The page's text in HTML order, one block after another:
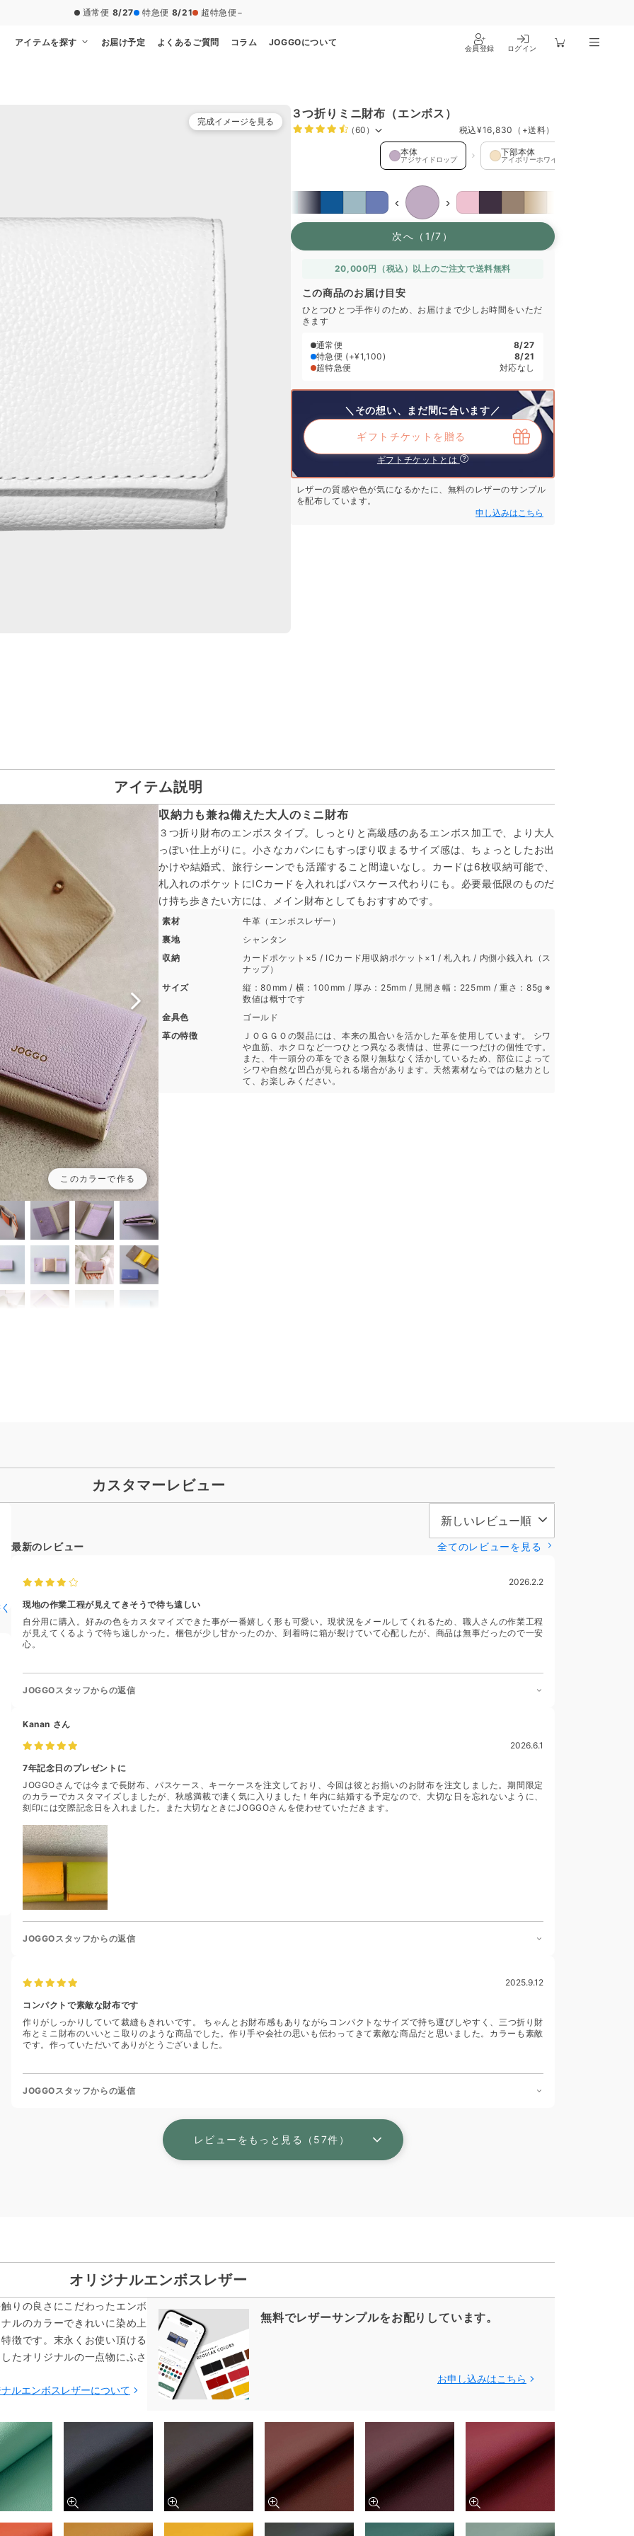
通常便 8/27 特急便 8/21 超特急便 −
アイテムを探す お届け予定 よくあるご質問 コラム JOGGOについて
会員登録 ログイン
完成イメージを見る
本体
アジサイドロップ
下部本体
アイボリーホワイト
‹ ›
３つ折りミニ財布（エンボス）
（60） 税込¥16,830 （+送料）
次へ（1/7）
20,000円（税込）以上のご注文で送料無料
この商品のお届け目安
ひとつひとつ手作りのため、お届けまで少しお時間をいただ
きます
通常便
8/27
特急便 (+¥1,100)
8/21
超特急便
対応なし
＼その想い、まだ間に合います／
ギフトチケットを贈る
ギフトチケットとは
レザーの質感や色が気になるかたに、無料のレザーのサンプル
を配布しています。
申し込みはこちら
アイテム説明
このカラーで作る
収納力も兼ね備えた大人のミニ財布
３つ折り財布のエンボスタイプ。しっとりと高級感のあるエンボス加工で、より大人
っぽい仕上がりに。小さなカバンにもすっぽり収まるサイズ感は、ちょっとしたお出
かけや結婚式、旅行シーンでも活躍すること間違いなし。カードは6枚収納可能で、
札入れのポケットにICカードを入れればパスケース代わりにも。必要最低限のものだ
け持ち歩きたい方には、メイン財布としてもおすすめです。
素材
牛革（エンボスレザー）
裏地
シャンタン
収納
カードポケット×5 / ICカード用収納ポケット×1 / 札入れ / 内側小銭入れ（ス
ナップ）
サイズ
縦：80mm / 横：100mm / 厚み：25mm / 見開き幅：225mm / 重さ：85g ※
数値は概寸です
金具色
ゴールド
革の特徴
ＪＯＧＧＯの製品には、本来の風合いを活かした革を使用しています。 シワ
や血筋、ホクロなど一つひとつ異なる表情は、世界に一つだけの個性です。
また、牛一頭分の革をできる限り無駄なく活かしているため、部位によって
シワや自然な凹凸が見られる場合があります。天然素材ならではの魅力とし
て、お楽しみください。
カスタマーレビュー
最新のレビュー 全てのレビューを見る
2026.2.2
現地の作業工程が見えてきそうで待ち遠しい
自分用に購入。好みの色をカスタマイズできた事が一番嬉しく形も可愛い。現状況をメールしてくれるため、職人さんの作業工程
が見えてくるようで待ち遠しかった。梱包が少し甘かったのか、到着時に箱が裂けていて心配したが、商品は無事だったので一安
心。
JOGGOスタッフからの返信
Kanan さん
2026.6.1
7年記念日のプレゼントに
JOGGOさんでは今まで長財布、パスケース、キーケースを注文しており、今回は彼とお揃いのお財布を注文しました。期間限定
のカラーでカスタマイズしましたが、秋感満載で凄く気に入りました！年内に結婚する予定なので、大切な日を忘れないように、
刻印には交際記念日を入れました。また大切なときにJOGGOさんを使わせていただきます。
JOGGOスタッフからの返信
2025.9.12
コンパクトで素敵な財布です
作りがしっかりしていて裁縫もきれいです。 ちゃんとお財布感もありながらコンパクトなサイズで持ち運びしやすく、三つ折り財
布とミニ財布のいいとこ取りのような商品でした。作り手や会社の思いも伝わってきて素敵な商品だと思いました。カラーも素敵
です。作っていただいてありがとうございました。
JOGGOスタッフからの返信
レビューをもっと見る（57件）
オリジナルエンボスレザー
りの良さにこだわったエンボ
ルのカラーできれいに染め上
徴です。末永くお使い頂ける
たオリジナルの一点物にふさ
ルエンボスレザーについて
無料でレザーサンプルをお配りしています。
お申し込みはこちら